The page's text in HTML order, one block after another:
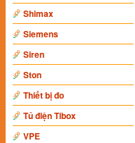
Shimax
Siemens
Siren
Ston
Thiết bị đo
Tủ điện Tibox
VPE